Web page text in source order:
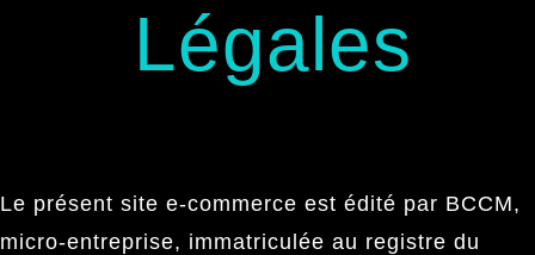
Légales
Le présent site e-commerce est édité par BCCM,
micro-entreprise, immatriculée au registre du